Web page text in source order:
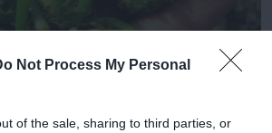
Not Process My Personal
of the sale, sharing to third parties, or
3 Foods That Are Known to